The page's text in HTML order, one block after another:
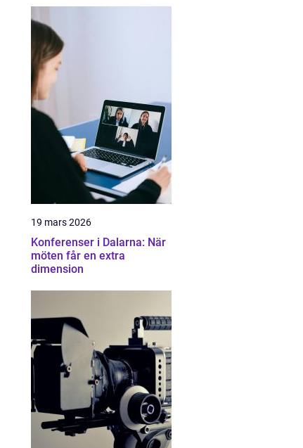
19 mars 2026
Konferenser i Dalarna: När
möten får en extra
dimension